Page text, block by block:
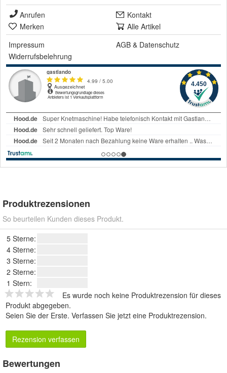
Anrufen
Kontakt
Merken
Alle Artikel
Impressum
AGB & Datenschutz
Widerrufsbelehrung
Produktrezensionen
So beurteilen Kunden dieses Produkt.
5 Sterne:
4 Sterne:
3 Sterne:
2 Sterne:
1 Stern:
Es wurde noch keine Produktrezension für dieses
Produkt abgegeben.
Seien Sie der Erste. Verfassen Sie jetzt eine Produktrezension.
Rezension verfassen
Bewertungen